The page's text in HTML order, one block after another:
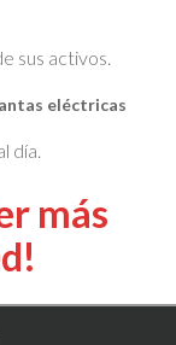
sus activos.
eléctricas
día.
más